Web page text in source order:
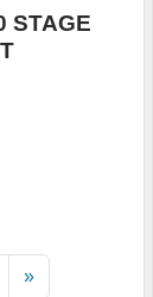
STAGE
»